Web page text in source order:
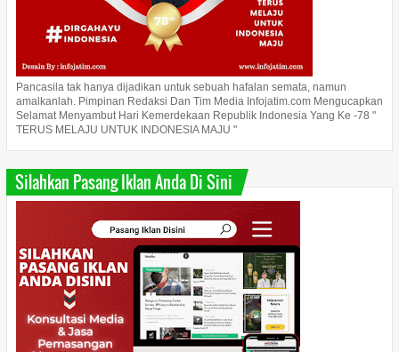
Pancasila tak hanya dijadikan untuk sebuah hafalan semata, namun
amalkanlah. Pimpinan Redaksi Dan Tim Media Infojatim.com Mengucapkan
Selamat Menyambut Hari Kemerdekaan Republik Indonesia Yang Ke -78 "
TERUS MELAJU UNTUK INDONESIA MAJU "
Silahkan Pasang Iklan Anda Di Sini